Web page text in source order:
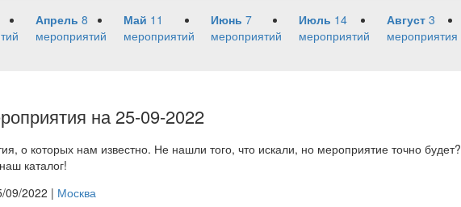
Апрель 8
мероприятий
Май 11
мероприятий
Июнь 7
мероприятий
Июль 14
мероприятий
Август 3
мероприятия
на 25-09-2022
о которых нам известно. Не нашли того, что искали, но мероприятие точно будет?
каталог!
09/2022 | Москва